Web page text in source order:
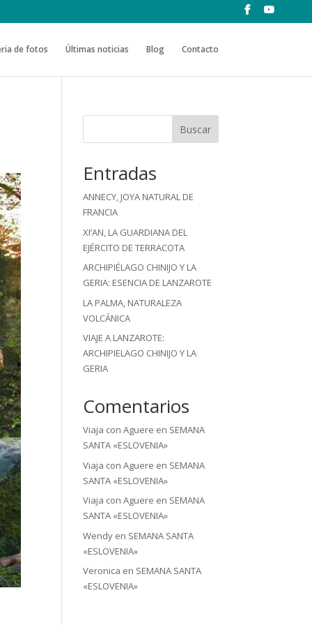
de fotos Últimas noticias Blog Contacto
Buscar
Entradas
ANNECY, JOYA NATURAL DE
FRANCIA
XI’AN, LA GUARDIANA DEL
EJÉRCITO DE TERRACOTA
ARCHIPIÉLAGO CHINIJO Y LA
GERIA: ESENCIA DE LANZAROTE
LA PALMA, NATURALEZA
VOLCÁNICA
VIAJE A LANZAROTE:
ARCHIPIELAGO CHINIJO Y LA
GERIA
Comentarios
Viaja con Aguere en SEMANA
SANTA «ESLOVENIA»
Viaja con Aguere en SEMANA
SANTA «ESLOVENIA»
Viaja con Aguere en SEMANA
SANTA «ESLOVENIA»
Wendy en SEMANA SANTA
«ESLOVENIA»
Veronica en SEMANA SANTA
«ESLOVENIA»